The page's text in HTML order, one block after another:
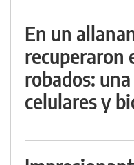
En un
recuperaron
robados:
celulares y